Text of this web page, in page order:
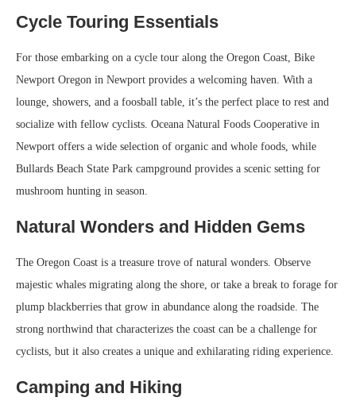
Cycle Touring Essentials
For those embarking on a cycle tour along the Oregon Coast, Bike
Newport Oregon in Newport provides a welcoming haven. With a
lounge, showers, and a foosball table, it’s the perfect place to rest and
socialize with fellow cyclists. Oceana Natural Foods Cooperative in
Newport offers a wide selection of organic and whole foods, while
Bullards Beach State Park campground provides a scenic setting for
mushroom hunting in season.
Natural Wonders and Hidden Gems
The Oregon Coast is a treasure trove of natural wonders. Observe
majestic whales migrating along the shore, or take a break to forage for
plump blackberries that grow in abundance along the roadside. The
strong northwind that characterizes the coast can be a challenge for
cyclists, but it also creates a unique and exhilarating riding experience.
Camping and Hiking